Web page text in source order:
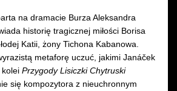
na dramacie Burza Aleksandra
historię tragicznej miłości Borisa
Katii, żony Tichona Kabanowa.
metaforę uczuć, jakimi Janáček
kolei Przygody Lisiczki Chytruski
się kompozytora z nieuchronnym